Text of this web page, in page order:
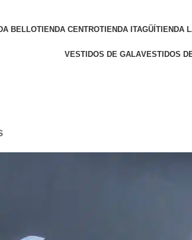
BELLOTIENDA CENTROTIENDA ITAGÜÍ TIENDA
VESTIDOS DE GALAVESTIDOS